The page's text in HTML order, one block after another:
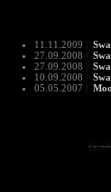
11.11.2009
27.09.2008
27.09.2008
10.09.2008
05.05.2007